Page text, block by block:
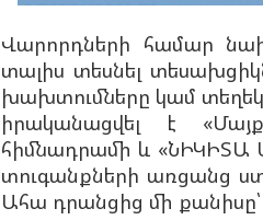
Վարորդների համար
տալիս տեսնել
խախտումները կամ
իրականացվել է
հիմնադրամի և «ՆԻԿԻՏԱ
տուգանքների առցանց
Ահա դրանցից մի քանիսը՝